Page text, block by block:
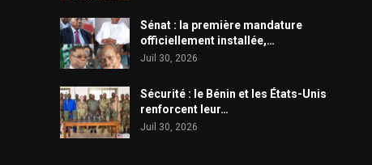
Sénat : la première mandature
officiellement installée,…
Juil 30, 2026
Sécurité : le Bénin et les États-Unis
renforcent leur…
Juil 30, 2026